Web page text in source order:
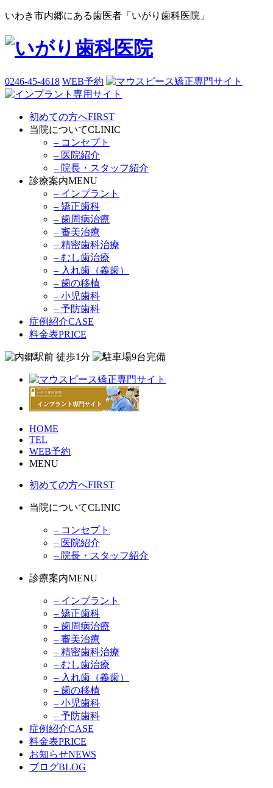
いわき市内郷にある歯医者「いがり歯科医院」
0246-45-4618 WEB予約
初めての方へFIRST
当院についてCLINIC
– コンセプト
– 医院紹介
– 院長・スタッフ紹介
診療案内MENU
– インプラント
– 矯正歯科
– 歯周病治療
– 審美治療
– 精密歯科治療
– むし歯治療
– 入れ歯（義歯）
– 歯の移植
– 小児歯科
– 予防歯科
症例紹介CASE
料金表PRICE
HOME
TEL
WEB予約
MENU
初めての方へFIRST
当院についてCLINIC
– コンセプト
– 医院紹介
– 院長・スタッフ紹介
診療案内MENU
– インプラント
– 矯正歯科
– 歯周病治療
– 審美治療
– 精密歯科治療
– むし歯治療
– 入れ歯（義歯）
– 歯の移植
– 小児歯科
– 予防歯科
症例紹介CASE
料金表PRICE
お知らせNEWS
ブログBLOG